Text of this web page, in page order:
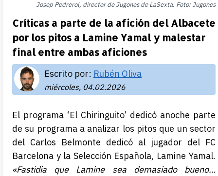
Josep Pedrerol, director de Jugones de LaSexta. Foto: Jugones
Críticas a parte de la afición del Albacete
por los pitos a Lamine Yamal y malestar
final entre ambas aficiones
Escrito por: Rubén Oliva
miércoles, 04.02.2026
El programa ‘El Chiringuito’ dedicó anoche parte
de su programa a analizar los pitos que un sector
del Carlos Belmonte dedicó al jugador del FC
Barcelona y la Selección Española, Lamine Yamal.
«Fastidia que Lamine sea demasiado bueno…